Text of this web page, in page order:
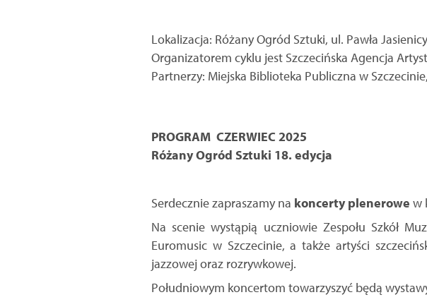
Lokalizacja: Różany Ogród Sztuki, ul. Pawła
Organizatorem cyklu jest Szczecińska Agencja
Partnerzy: Miejska Biblioteka Publiczna w
PROGRAM CZERWIEC 2025
Różany Ogród Sztuki 18. edycja
Serdecznie zapraszamy na koncerty plenerowe w
Na scenie wystąpią uczniowie Zespołu Szkół
Euromusic w Szczecinie, a także artyści
jazzowej oraz rozrywkowej.
Południowym koncertom towarzyszyć będą